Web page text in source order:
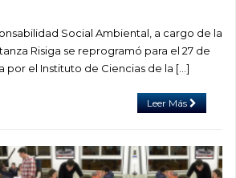
Social Ambiental, a cargo de la
Risiga se reprogramó para el 27 de
por el Instituto de Ciencias de la […]
Leer Más